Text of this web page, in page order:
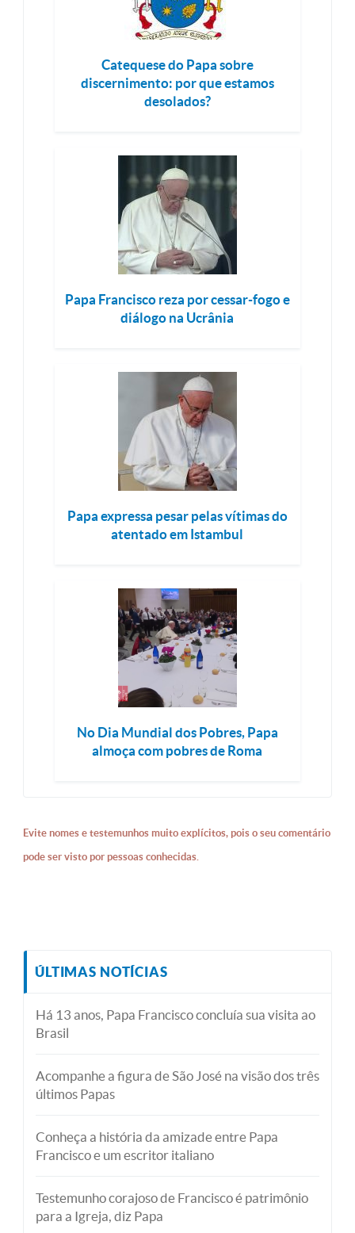
Catequese do Papa sobre
discernimento: por que estamos
desolados?
Papa Francisco reza por cessar-fogo e
diálogo na Ucrânia
Papa expressa pesar pelas vítimas do
atentado em Istambul
No Dia Mundial dos Pobres, Papa
almoça com pobres de Roma
Evite nomes e testemunhos muito explícitos, pois o seu comentário
pode ser visto por pessoas conhecidas.
ÚLTIMAS NOTÍCIAS
Há 13 anos, Papa Francisco concluía sua visita ao
Brasil
Acompanhe a figura de São José na visão dos três
últimos Papas
Conheça a história da amizade entre Papa
Francisco e um escritor italiano
Testemunho corajoso de Francisco é patrimônio
para a Igreja, diz Papa